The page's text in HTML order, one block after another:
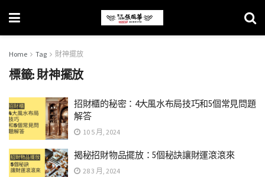
Home Tag 財神擺放
標籤:財神擺放
招財櫃的秘密：4大風水布局技巧和5個常見問題
解答
10 5 月, 2024
揭秘招財物品擺放：5個秘訣讓財運滾滾來
28 3 月, 2024